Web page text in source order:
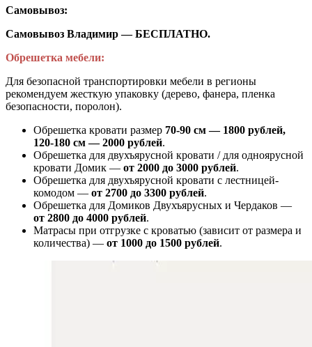
Самовывоз:
Самовывоз Владимир — БЕСПЛАТНО.
Обрешетка мебели:
Для безопасной транспортировки мебели в регионы
рекомендуем жесткую упаковку (дерево, фанера, пленка
безопасности, поролон).
Обрешетка кровати размер 70-90 см — 1800 рублей,
120-180 см — 2000 рублей.
Обрешетка для двухъярусной кровати / для одноярусной
кровати Домик — от 2000 до 3000 рублей.
Обрешетка для двухъярусной кровати с лестницей-
комодом — от 2700 до 3300 рублей.
Обрешетка для Домиков Двухъярусных и Чердаков —
от 2800 до 4000 рублей.
Матрасы при отгрузке с кроватью (зависит от размера и
количества) — от 1000 до 1500 рублей.